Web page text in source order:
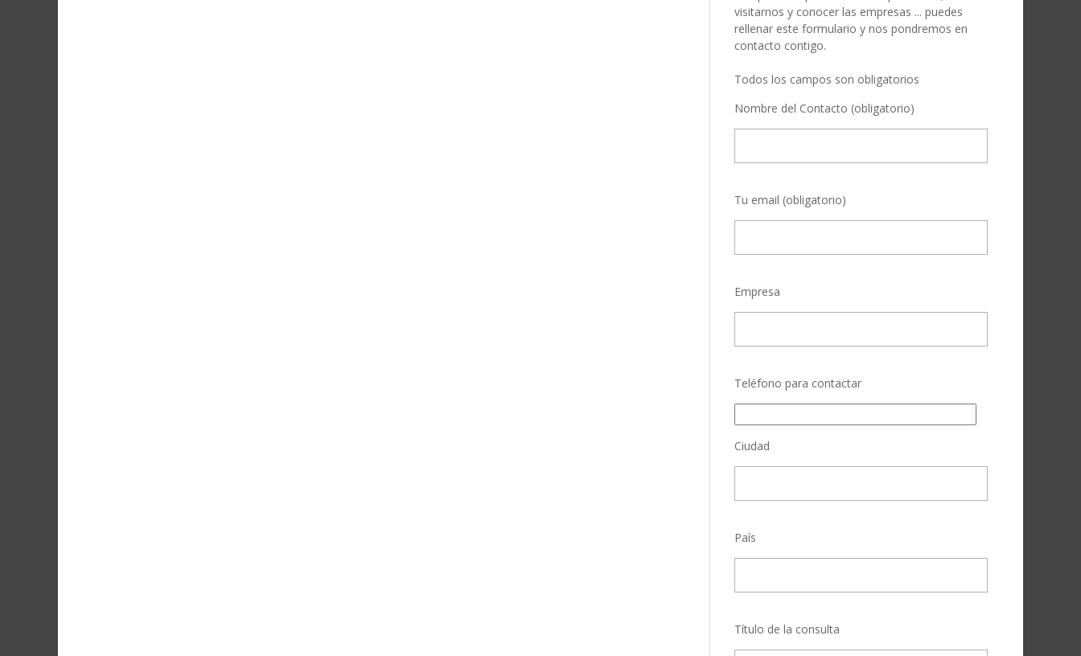
visitarnos y conocer las empresas ... puedes
rellenar este formulario y nos pondremos en
contacto contigo.
Todos los campos son obligatorios
Nombre del Contacto (obligatorio)
Tu email (obligatorio)
Empresa
Teléfono para contactar
Ciudad
País
Título de la consulta